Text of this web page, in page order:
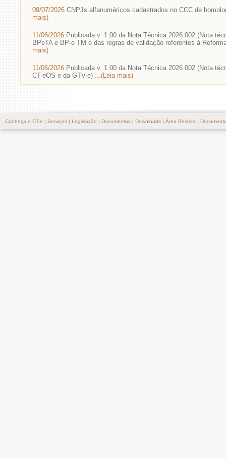
09/07/2026 CNPJs alfanuméricos cadastrados no CCC de
mais)
11/06/2026 Publicada v. 1.00 da Nota Técnica 2026.002 (Nota
BPeTA e BP-e TM e das regras de validação referentes à
mais)
11/06/2026 Publicada v. 1.00 da Nota Técnica 2026.002 (Nota
CT-eOS e da GTV-e) ...(Leia mais)
Conheça o CT-e | Serviços | Legislação | Documentos | Downloads | Área Restrita |